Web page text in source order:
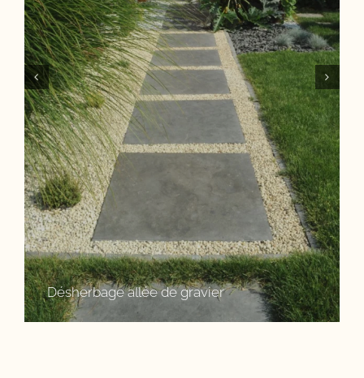
Désherbage allée de gravier